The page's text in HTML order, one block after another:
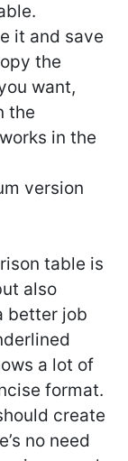
it and save
the
want,
the
in the
version
table is
also
better job
a lot of
format.
create
no need